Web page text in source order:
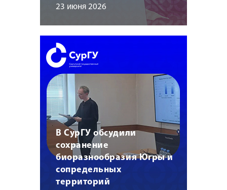
23 июня 2026
В СурГУ обсудили
сохранение
биоразнообразия Югры и
сопредельных
территорий